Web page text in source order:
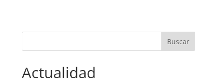
Actualidad